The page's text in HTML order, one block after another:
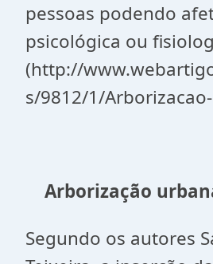
pessoas podendo
psicológica ou
(http://
s/9812/1/
Arborização
Segundo os autores